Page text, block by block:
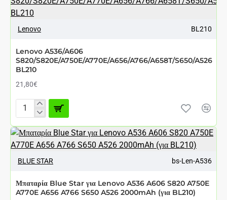
BL259
Lenovo BL210
Lenovo A536/A606
S820/S820E/A750E/A770E/A656/A766/A658T/S650/A526
BL210
21,80€
Lenovo
S820/S820E/A750E/A770E/A656/A766/A658T/S650/A526
BLUE STAR bs-Len-A536
Μπαταρία Blue Star για Lenovo A536 A606 S820 A750E
A770E A656 A766 S650 A526 2000mAh (για BL210)